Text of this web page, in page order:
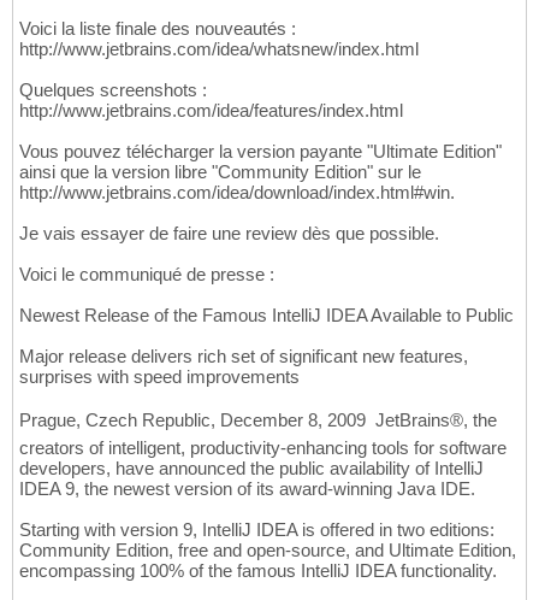
Voici la liste finale des nouveautés :
http://www.jetbrains.com/idea/whatsnew/index.html
Quelques screenshots :
http://www.jetbrains.com/idea/features/index.html
Vous pouvez télécharger la version payante "Ultimate Edition"
ainsi que la version libre "Community Edition" sur le
http://www.jetbrains.com/idea/download/index.html#win.
Je vais essayer de faire une review dès que possible.
Voici le communiqué de presse :
Newest Release of the Famous IntelliJ IDEA Available to Public
Major release delivers rich set of significant new features,
surprises with speed improvements
Prague, Czech Republic, December 8, 2009  JetBrains®, the
creators of intelligent, productivity-enhancing tools for software
developers, have announced the public availability of IntelliJ
IDEA 9, the newest version of its award-winning Java IDE.
Starting with version 9, IntelliJ IDEA is offered in two editions:
Community Edition, free and open-source, and Ultimate Edition,
encompassing 100% of the famous IntelliJ IDEA functionality.